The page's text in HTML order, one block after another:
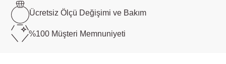
Ücretsiz Ölçü Değişimi ve Bakım
%100 Müşteri Memnuniyeti